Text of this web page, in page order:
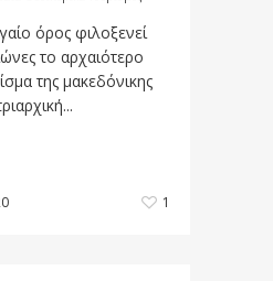
όρος φιλοξενεί
το αρχαιότερο
της μακεδόνικης
1